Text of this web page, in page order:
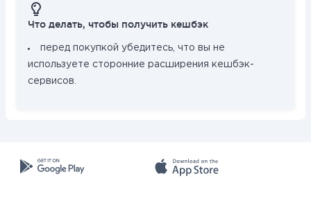
Что делать, чтобы получить кешбэк
перед покупкой убедитесь, что вы не
используете сторонние расширения кешбэк-
сервисов.